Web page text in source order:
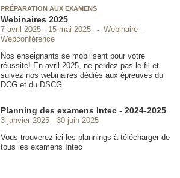
PRÉPARATION AUX EXAMENS
Webinaires 2025
7 avril 2025 15 mai 2025
Webinaire -
Webconférence
Nos enseignants se mobilisent pour votre
réussite! En avril 2025, ne perdez pas le fil et
suivez nos webinaires dédiés aux épreuves du
DCG et du DSCG.
Planning des examens Intec - 2024-2025
3 janvier 2025
30 juin 2025
Vous trouverez ici les plannings à télécharger de
tous les examens Intec